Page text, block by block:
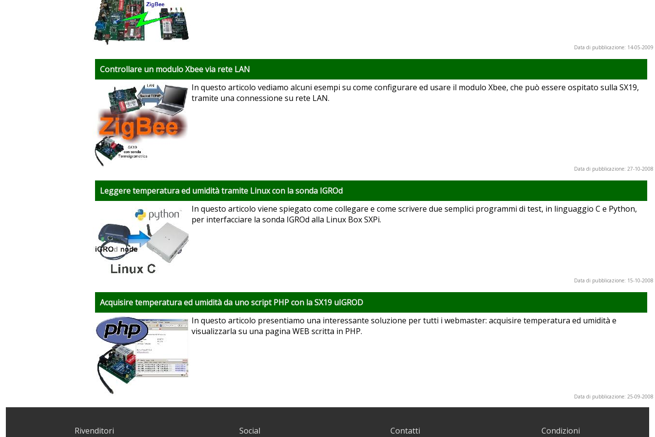
Data di pubblicazione: 14-05-2009
Controllare un modulo Xbee via rete LAN
In questo articolo vediamo alcuni esempi su come configurare ed usare il modulo Xbee, che può essere ospitato sulla SX19,
tramite una connessione su rete LAN.
Data di pubblicazione: 27-10-2008
Leggere temperatura ed umidità tramite Linux con la sonda IGROd
In questo articolo viene spiegato come collegare e come scrivere due semplici programmi di test, in linguaggio C e Python,
per interfacciare la sonda IGROd alla Linux Box SXPi.
Data di pubblicazione: 15-10-2008
Acquisire temperatura ed umidità da uno script PHP con la SX19 uIGROD
In questo articolo presentiamo una interessante soluzione per tutti i webmaster: acquisire temperatura ed umidità e
visualizzarla su una pagina WEB scritta in PHP.
Data di pubblicazione: 25-09-2008
Rivenditori Social Contatti Condizioni